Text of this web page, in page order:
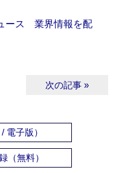
ース 業界情報を配
次の記事 »
電子版）
（無料）